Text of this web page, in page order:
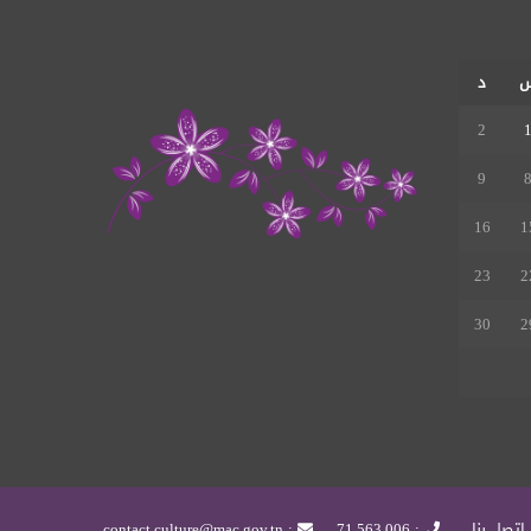
د
1
2
8
9
16
23
30